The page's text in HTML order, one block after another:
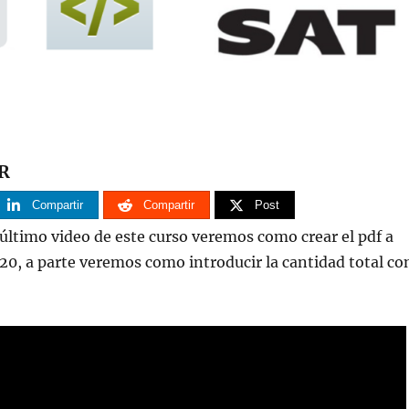
Compartir Compartir Post
video de este curso veremos como crear el pdf a
a parte veremos como introducir la cantidad total